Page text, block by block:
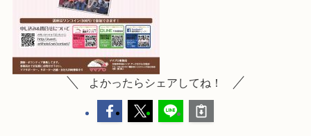
よかったらシェアしてね！